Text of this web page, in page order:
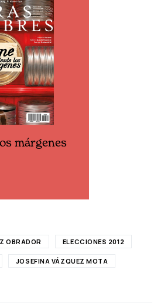
márgenes
OBRADOR ELECCIONES 2012
JOSEFINA VÁZQUEZ MOTA